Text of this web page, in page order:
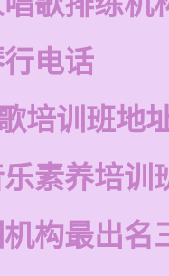
电话
培训班地
素养培训
构最出名